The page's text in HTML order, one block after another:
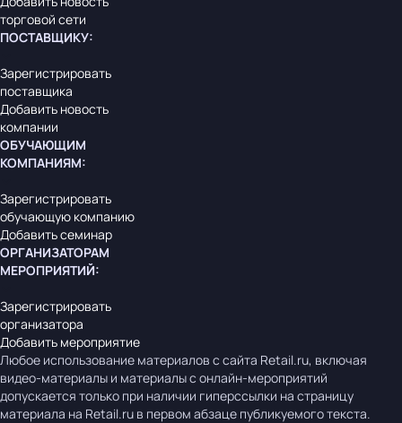
торговой сети
ПОСТАВЩИКУ:
Зарегистрировать
поставщика
Добавить новость
компании
ОБУЧАЮЩИМ
КОМПАНИЯМ:
Зарегистрировать
обучающую компанию
Добавить семинар
ОРГАНИЗАТОРАМ
МЕРОПРИЯТИЙ:
Зарегистрировать
организатора
Добавить мероприятие
Любое использование материалов с сайта Retail.ru, включая
видео-материалы и материалы с онлайн-мероприятий
допускается только при наличии гиперссылки на страницу
материала на Retail.ru в первом абзаце публикуемого текста.